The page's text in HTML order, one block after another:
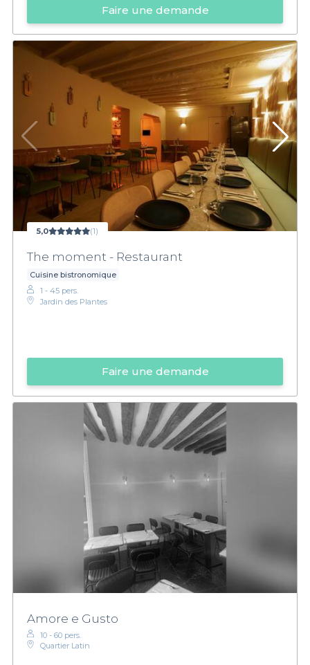
Faire une demande
5,0 (1)
The moment - Restaurant
Cuisine bistronomique
1 - 45 pers.
Jardin des Plantes
Faire une demande
Amore e Gusto
10 - 60 pers.
Quartier Latin